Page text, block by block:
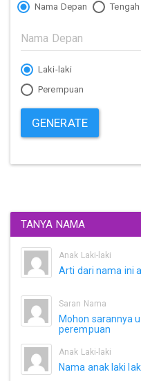
Nama Depan Tengah
Laki-laki
Perempuan
GENERATE
TANYA NAMA
Anak Laki-laki
Arti dari nama ini
Saran Nama
Mohon sarannya
perempuan
Anak Laki-laki
Nama anak laki